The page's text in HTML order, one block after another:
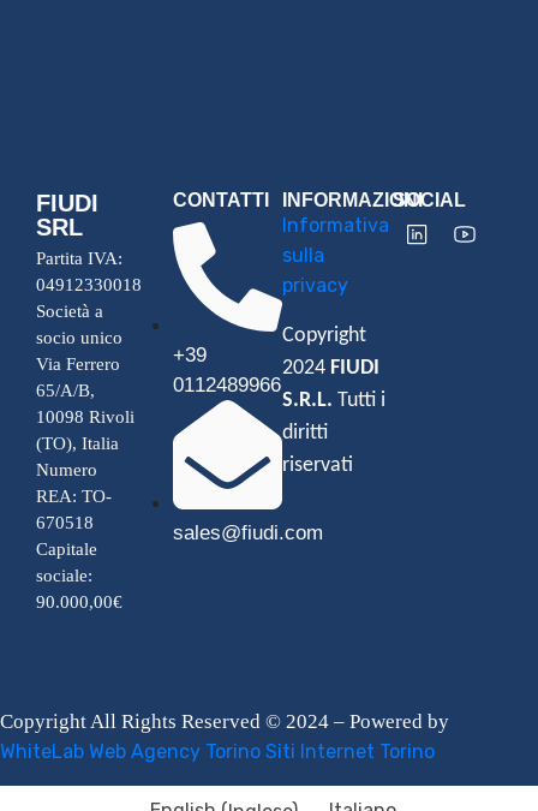
FIUDI
SRL
Partita IVA:
04912330018
Società a
socio unico
Via Ferrero
65/A/B,
10098 Rivoli
(TO), Italia
Numero
REA: TO-
670518
Capitale
sociale:
90.000,00€
CONTATTI
+39
0112489966
sales@fiudi.com
INFORMAZIONI
Informativa
sulla
privacy
Copyright
2024 FIUDI
S.R.L. Tutti i
diritti
riservati
SOCIAL
Copyright All Rights Reserved © 2024 – Powered by
WhiteLab Web Agency Torino Siti Internet Torino